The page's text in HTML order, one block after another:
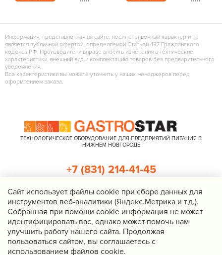
Информация, представленная на сайте, носит справочный характер и не
является публичной офертой, определяемой Статьей 437 Гражданского
кодекса РФ. Производители вправе вносить изменения в технические
характеристики, внешний вид и комплектацию товаров без предварительного
уведомления.
Все характеристики вы можете уточнить у наших менеджеров перед
оформлением заказа.
ТЕХНОЛОГИЧЕСКОЕ ОБОРУДОВАНИЕ ДЛЯ ПРЕДПРИЯТИЙ ПИТАНИЯ В
НИЖНЕМ НОВГОРОДЕ
Нижний Новгород, Казанское шоссе, д. 4, корп. 3, пом. 1
info@gastrostar.ru
Политика конфиденциальности
+7 (831) 214-41-45
Перезвоните мне
Cайт использует файлы cookie при сборе данных для
инструментов веб-аналитики (Яндекс.Метрика и т.д.).
Собранная при помощи cookie информация не может
идентифицировать вас, однако может помочь нам
улучшить работу нашего сайта. Продолжая
пользоваться сайтом, вы соглашаетесь с
использованием файлов cookie.